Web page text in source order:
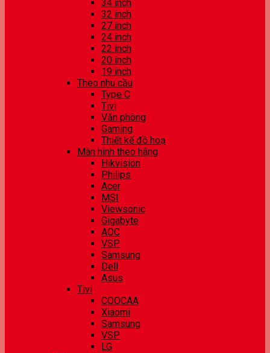
34 inch
32 inch
27 inch
24 inch
22 inch
20 inch
19 inch
Theo nhu cầu
Type C
Tivi
Văn phòng
Gaming
Thiết kế đồ hoạ
Màn hình theo hãng
Hikvision
Philips
Acer
MSI
Viewsonic
Gigabyte
AOC
VSP
Samsung
Dell
Asus
Tivi
COOCAA
Xiaomi
Samsung
VSP
LG